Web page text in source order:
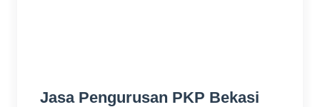
Jasa Pengurusan PKP Bekasi